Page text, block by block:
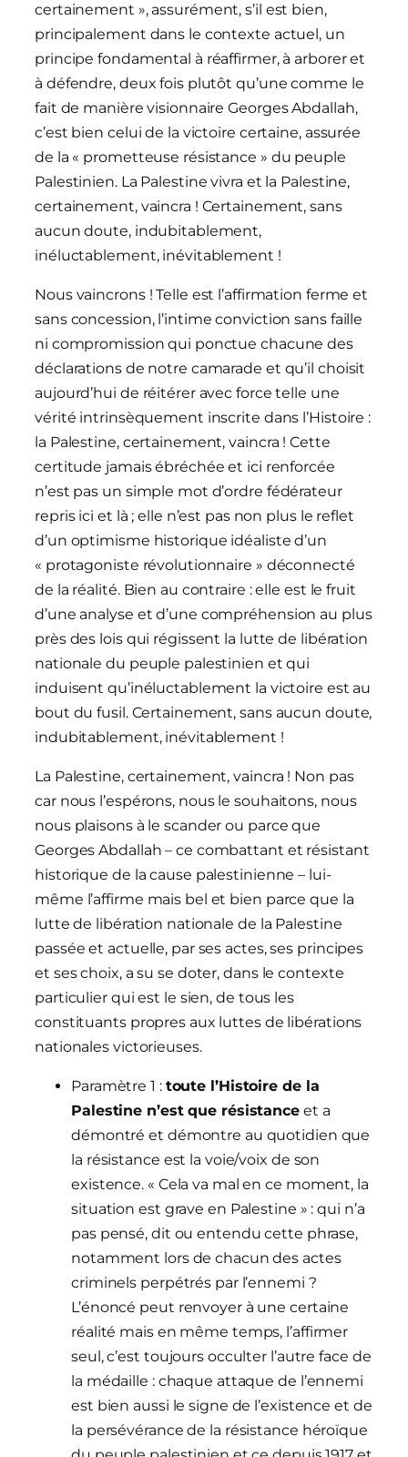
certainement », assurément, s’il est bien,
principalement dans le contexte actuel, un
principe fondamental à réaffirmer, à arborer et
à défendre, deux fois plutôt qu’une comme le
fait de manière visionnaire Georges Abdallah,
c’est bien celui de la victoire certaine, assurée
de la « prometteuse résistance » du peuple
Palestinien. La Palestine vivra et la Palestine,
certainement, vaincra ! Certainement, sans
aucun doute, indubitablement,
inéluctablement, inévitablement !
Nous vaincrons ! Telle est l’affirmation ferme et
sans concession, l’intime conviction sans faille
ni compromission qui ponctue chacune des
déclarations de notre camarade et qu’il choisit
aujourd’hui de réitérer avec force telle une
vérité intrinsèquement inscrite dans l’Histoire :
la Palestine, certainement, vaincra ! Cette
certitude jamais ébréchée et ici renforcée
n’est pas un simple mot d’ordre fédérateur
repris ici et là ; elle n’est pas non plus le reflet
d’un optimisme historique idéaliste d’un
« protagoniste révolutionnaire » déconnecté
de la réalité. Bien au contraire : elle est le fruit
d’une analyse et d’une compréhension au plus
près des lois qui régissent la lutte de libération
nationale du peuple palestinien et qui
induisent qu’inéluctablement la victoire est au
bout du fusil. Certainement, sans aucun doute,
indubitablement, inévitablement !
La Palestine, certainement, vaincra ! Non pas
car nous l’espérons, nous le souhaitons, nous
nous plaisons à le scander ou parce que
Georges Abdallah – ce combattant et résistant
historique de la cause palestinienne – lui-
même l’affirme mais bel et bien parce que la
lutte de libération nationale de la Palestine
passée et actuelle, par ses actes, ses principes
et ses choix, a su se doter, dans le contexte
particulier qui est le sien, de tous les
constituants propres aux luttes de libérations
nationales victorieuses.
Paramètre 1 : toute l’Histoire de la
Palestine n’est que résistance et a
démontré et démontre au quotidien que
la résistance est la voie/voix de son
existence. « Cela va mal en ce moment, la
situation est grave en Palestine » : qui n’a
pas pensé, dit ou entendu cette phrase,
notamment lors de chacun des actes
criminels perpétrés par l’ennemi ?
L’énoncé peut renvoyer à une certaine
réalité mais en même temps, l’affirmer
seul, c’est toujours occulter l’autre face de
la médaille : chaque attaque de l’ennemi
est bien aussi le signe de l’existence et de
la persévérance de la résistance héroïque